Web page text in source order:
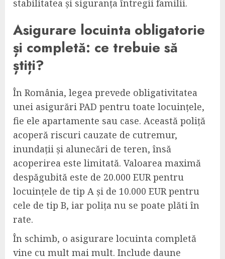
stabilitatea și siguranța întregii familii.
Asigurare locuinta obligatorie
și completă: ce trebuie să
știți?
În România, legea prevede obligativitatea
unei asigurări PAD pentru toate locuințele,
fie ele apartamente sau case. Această poliță
acoperă riscuri cauzate de cutremur,
inundații și alunecări de teren, însă
acoperirea este limitată. Valoarea maximă
despăgubită este de 20.000 EUR pentru
locuințele de tip A și de 10.000 EUR pentru
cele de tip B, iar polița nu se poate plăti în
rate.
În schimb, o asigurare locuinta completă
vine cu mult mai mult. Include daune